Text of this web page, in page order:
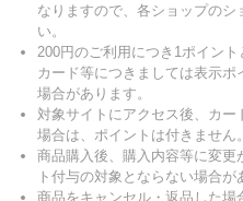
なりますので、各ショップのシ
い。
200円のご利用につき1ポイン
カード等につきましては表示
場合があります。
対象サイトにアクセス後、カ
場合は、ポイントは付きません。
商品購入後、購入内容等に変
ト付与の対象とならない場合が
商品をキャンセル・返品した